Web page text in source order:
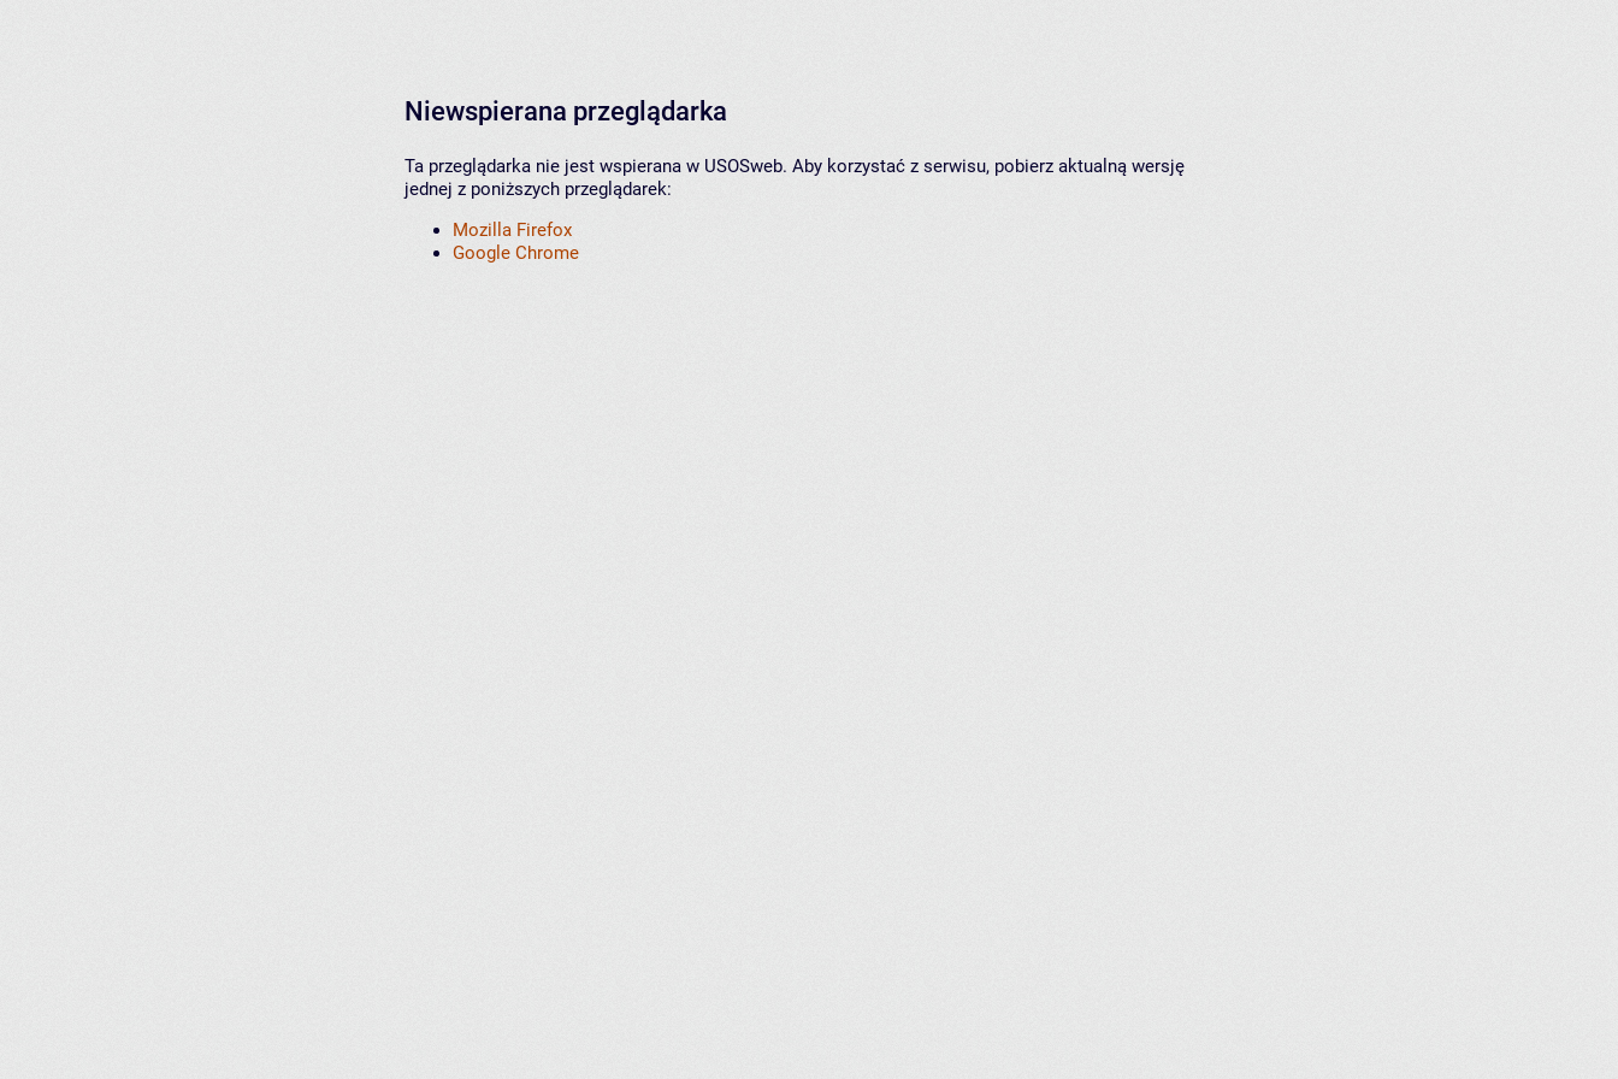
Niewspierana przeglądarka
Ta przeglądarka nie jest wspierana w USOSweb. Aby korzystać z serwisu, pobierz aktualną wersję
jednej z poniższych przeglądarek:
Mozilla Firefox
Google Chrome